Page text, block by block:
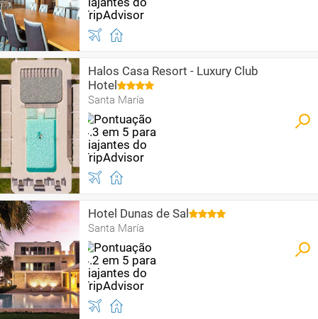
Halos Casa Resort - Luxury Club
Hotel
Santa María
Hotel Dunas de Sal
Santa María